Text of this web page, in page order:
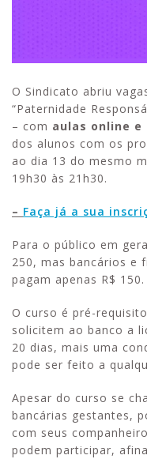
O Sindicato abriu
“Paternidade
– com aulas online e
dos alunos com os
ao dia 13 do mesmo
19h30 às 21h30.
– Faça já a sua
Para o público em
250, mas bancários e
pagam apenas R$ 150.
O curso é pré-
solicitem ao banco a
20 dias, mais uma
pode ser feito a
Apesar do curso se
bancárias gestantes,
com seus
podem participar,